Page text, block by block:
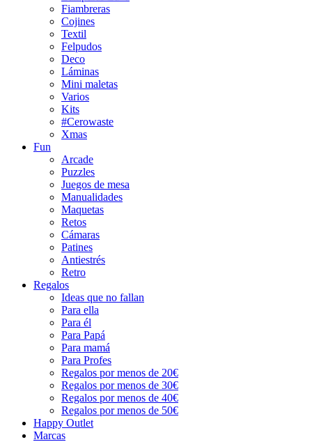
Fiambreras
Cojines
Textil
Felpudos
Deco
Láminas
Mini maletas
Varios
Kits
#Cerowaste
Xmas
Fun
Arcade
Puzzles
Juegos de mesa
Manualidades
Maquetas
Retos
Cámaras
Patines
Antiestrés
Retro
Regalos
Ideas que no fallan
Para ella
Para él
Para Papá
Para mamá
Para Profes
Regalos por menos de 20€
Regalos por menos de 30€
Regalos por menos de 40€
Regalos por menos de 50€
Happy Outlet
Marcas